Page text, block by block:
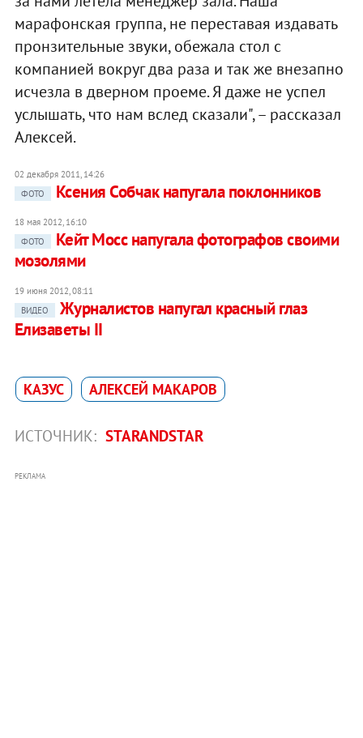
марафонская группа, не переставая издавать
пронзительные звуки, обежала стол с
компанией вокруг два раза и так же внезапно
исчезла в дверном проеме. Я даже не успел
услышать, что нам вслед сказали", – рассказал
Алексей.
02 декабря 2011, 14:26
ФОТО
Ксения Собчак напугала поклонников
18 мая 2012, 16:10
ФОТО
Кейт Мосс напугала фотографов своими
мозолями
19 июня 2012, 08:11
ВИДЕО
Журналистов напугал красный глаз
Елизаветы II
КАЗУС АЛЕКСЕЙ МАКАРОВ
ИСТОЧНИК: STARANDSTAR
РЕКЛАМА